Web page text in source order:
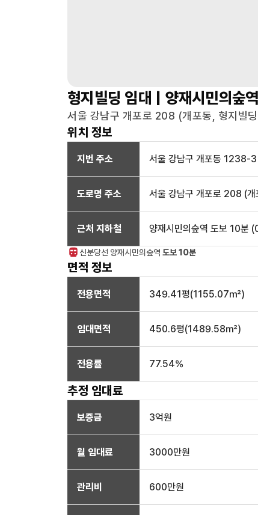
형지빌딩 임대 | 양재시민의숲역
서울 강남구 개포로 208 (개포동, 형지빌
위치 정보
지번 주소 서울 강남구 개포동 1238-3
도로명 주소 서울 강남구 개포로 208 (개
근처 지하철 양재시민의숲역 도보 10분 (
신분당선 양재시민의숲역 도보 10분
면적 정보
전용면적 349.41평(1155.07㎡)
임대면적 450.6평(1489.58㎡)
전용률 77.54%
추정 임대료
보증금 3억원
월 임대료 3000만원
관리비 600만원